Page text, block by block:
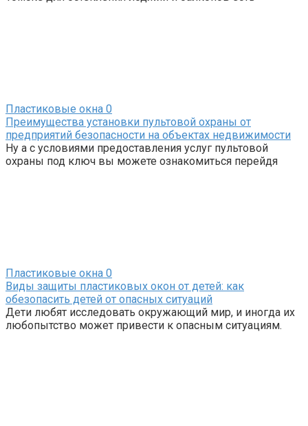
Пластиковые окна 0
Преимущества установки пультовой охраны от
предприятий безопасности на объектах недвижимости
Ну а с условиями предоставления услуг пультовой
охраны под ключ вы можете ознакомиться перейдя
Пластиковые окна 0
Виды защиты пластиковых окон от детей: как
обезопасить детей от опасных ситуаций
Дети любят исследовать окружающий мир, и иногда их
любопытство может привести к опасным ситуациям.